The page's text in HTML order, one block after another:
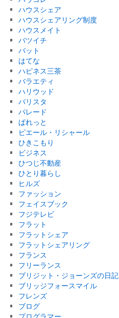
ハウスシェア
ハウスシェアリング制度
ハウスメイト
バツイチ
バット
はてな
ハピネス三茶
バラエティ
ハリウッド
バリスタ
パレード
ぱれっと
ピエール・リシャール
ひきこもり
ビジネス
ひつじ不動産
ひとり暮らし
ヒルズ
ファッション
フェイスブック
フジテレビ
フラット
フラットシェア
フラットシェアリング
フランス
フリーランス
ブリジット・ジョーンズの日記
ブリッジフォースマイル
フレンズ
ブログ